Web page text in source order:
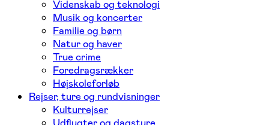
Videnskab og teknologi
Musik og koncerter
Familie og børn
Natur og haver
True crime
Foredragsrækker
Højskoleforløb
Rejser, ture og rundvisninger
Kulturrejser